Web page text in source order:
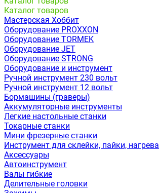
Каталог товаров
Мастерская Хоббит
Оборудование PROXXON
Оборудование TORMEK
Оборудование JET
Оборудование STRONG
Оборудование и инструмент
Ручной инструмент 230 вольт
Ручной инструмент 12 вольт
Бормашины (граверы)
Аккумуляторные инструменты
Легкие настольные станки
Токарные станки
Мини фрезерные станки
Инструмент для склейки, пайки, нагрева
Аксессуары
Автоинструмент
Валы гибкие
Делительные головки